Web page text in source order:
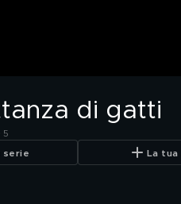
di gatti
5
serie La tua